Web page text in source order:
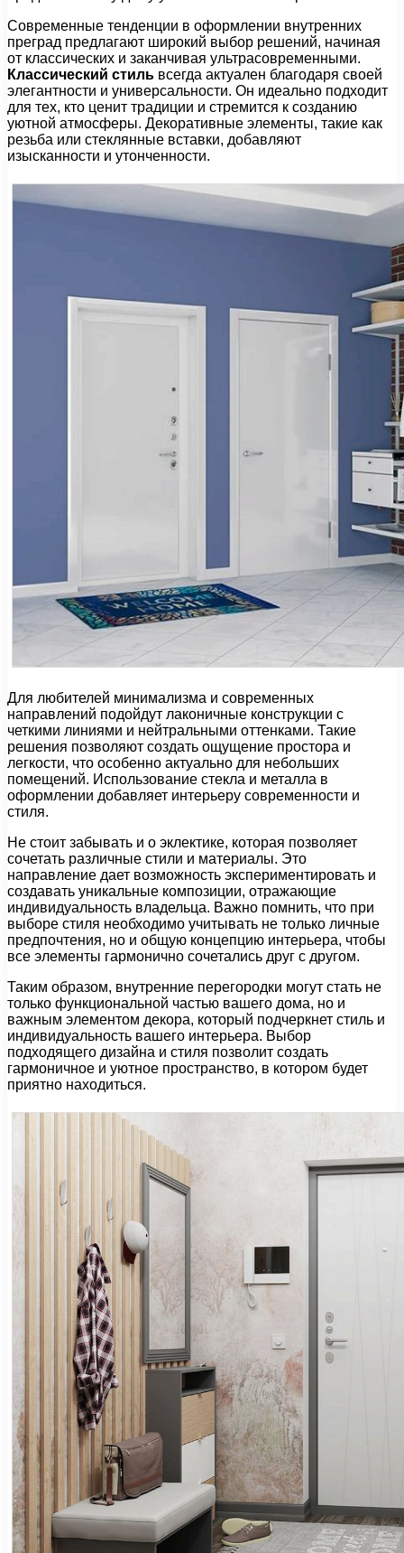
Современные тенденции в оформлении внутренних
преград предлагают широкий выбор решений, начиная
от классических и заканчивая ультрасовременными.
Классический стиль всегда актуален благодаря своей
элегантности и универсальности. Он идеально подходит
для тех, кто ценит традиции и стремится к созданию
уютной атмосферы. Декоративные элементы, такие как
резьба или стеклянные вставки, добавляют
изысканности и утонченности.
Для любителей минимализма и современных
направлений подойдут лаконичные конструкции с
четкими линиями и нейтральными оттенками. Такие
решения позволяют создать ощущение простора и
легкости, что особенно актуально для небольших
помещений. Использование стекла и металла в
оформлении добавляет интерьеру современности и
стиля.
Не стоит забывать и о эклектике, которая позволяет
сочетать различные стили и материалы. Это
направление дает возможность экспериментировать и
создавать уникальные композиции, отражающие
индивидуальность владельца. Важно помнить, что при
выборе стиля необходимо учитывать не только личные
предпочтения, но и общую концепцию интерьера, чтобы
все элементы гармонично сочетались друг с другом.
Таким образом, внутренние перегородки могут стать не
только функциональной частью вашего дома, но и
важным элементом декора, который подчеркнет стиль и
индивидуальность вашего интерьера. Выбор
подходящего дизайна и стиля позволит создать
гармоничное и уютное пространство, в котором будет
приятно находиться.